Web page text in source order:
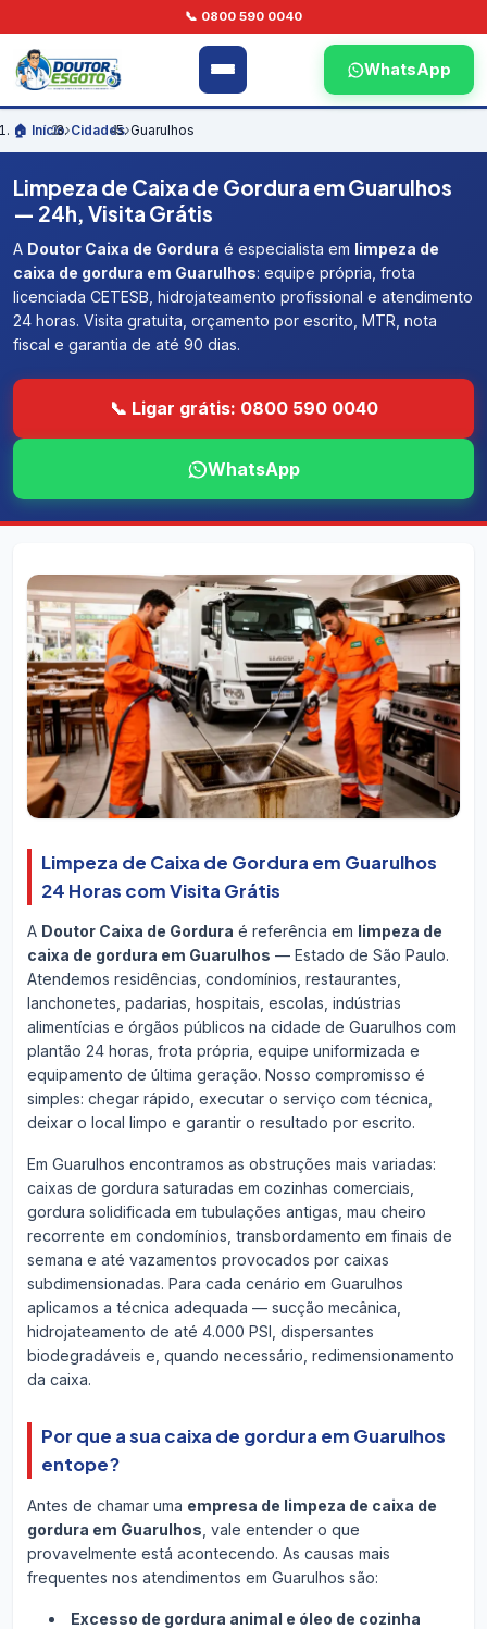
📞 0800 590 0040
WhatsApp
🏠 Início›Cidades›Guarulhos
Limpeza de Caixa de Gordura em Guarulhos
— 24h, Visita Grátis
A Doutor Caixa de Gordura é especialista em limpeza de
caixa de gordura em Guarulhos: equipe própria, frota
licenciada CETESB, hidrojateamento profissional e atendimento
24 horas. Visita gratuita, orçamento por escrito, MTR, nota
fiscal e garantia de até 90 dias.
📞 Ligar grátis: 0800 590 0040
WhatsApp
Limpeza de Caixa de Gordura em Guarulhos
24 Horas com Visita Grátis
A Doutor Caixa de Gordura é referência em limpeza de
caixa de gordura em Guarulhos — Estado de São Paulo.
Atendemos residências, condomínios, restaurantes,
lanchonetes, padarias, hospitais, escolas, indústrias
alimentícias e órgãos públicos na cidade de Guarulhos com
plantão 24 horas, frota própria, equipe uniformizada e
equipamento de última geração. Nosso compromisso é
simples: chegar rápido, executar o serviço com técnica,
deixar o local limpo e garantir o resultado por escrito.
Em Guarulhos encontramos as obstruções mais variadas:
caixas de gordura saturadas em cozinhas comerciais,
gordura solidificada em tubulações antigas, mau cheiro
recorrente em condomínios, transbordamento em finais de
semana e até vazamentos provocados por caixas
subdimensionadas. Para cada cenário em Guarulhos
aplicamos a técnica adequada — sucção mecânica,
hidrojateamento de até 4.000 PSI, dispersantes
biodegradáveis e, quando necessário, redimensionamento
da caixa.
Por que a sua caixa de gordura em Guarulhos
entope?
Antes de chamar uma empresa de limpeza de caixa de
gordura em Guarulhos , vale entender o que
provavelmente está acontecendo. As causas mais
frequentes nos atendimentos em Guarulhos são:
Excesso de gordura animal e óleo de cozinha